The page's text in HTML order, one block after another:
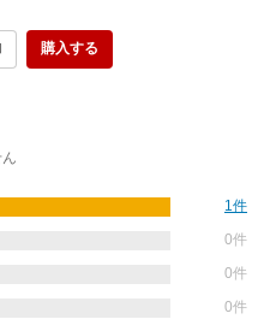
購入する
1件
0件
0件
0件